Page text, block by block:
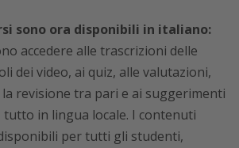
sono ora disponibili in italiano:
accedere alle trascrizioni delle
dei video, ai quiz, alle valutazioni,
revisione tra pari e ai suggerimenti
tutto in lingua locale. I contenuti
per tutti gli studenti,